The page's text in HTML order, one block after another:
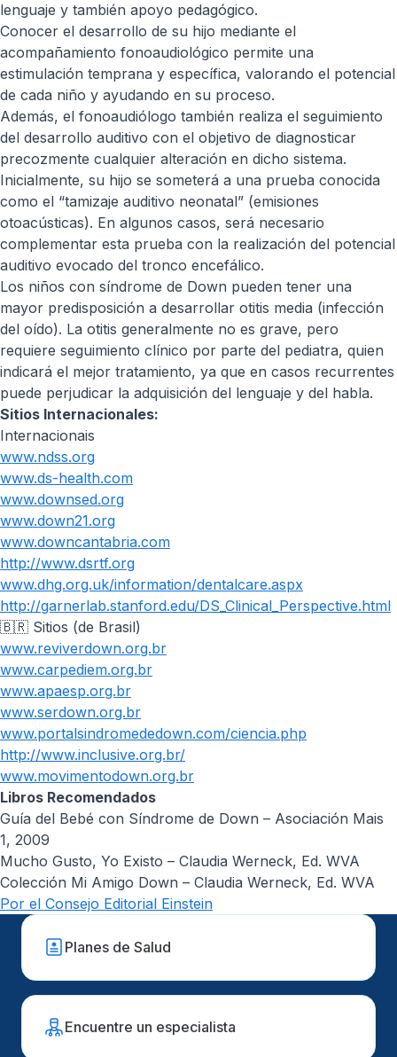
lenguaje y también apoyo pedagógico.
Conocer el desarrollo de su hijo mediante el
acompañamiento fonoaudiológico permite una
estimulación temprana y específica, valorando el potencial
de cada niño y ayudando en su proceso.
Además, el fonoaudiólogo también realiza el seguimiento
del desarrollo auditivo con el objetivo de diagnosticar
precozmente cualquier alteración en dicho sistema.
Inicialmente, su hijo se someterá a una prueba conocida
como el “tamizaje auditivo neonatal” (emisiones
otoacústicas). En algunos casos, será necesario
complementar esta prueba con la realización del potencial
auditivo evocado del tronco encefálico.
Los niños con síndrome de Down pueden tener una
mayor predisposición a desarrollar otitis media (infección
del oído). La otitis generalmente no es grave, pero
requiere seguimiento clínico por parte del pediatra, quien
indicará el mejor tratamiento, ya que en casos recurrentes
puede perjudicar la adquisición del lenguaje y del habla.
Sitios Internacionales:
Internacionais
www.ndss.org
www.ds-health.com
www.downsed.org
www.down21.org
www.downcantabria.com
http://www.dsrtf.org
www.dhg.org.uk/information/dentalcare.aspx
http://garnerlab.stanford.edu/DS_Clinical_Perspective.html
🇧🇷 Sitios (de Brasil)
www.reviverdown.org.br
www.carpediem.org.br
www.apaesp.org.br
www.serdown.org.br
www.portalsindromededown.com/ciencia.php
http://www.inclusive.org.br/
www.movimentodown.org.br
Libros Recomendados
Guía del Bebé con Síndrome de Down – Asociación Mais
1, 2009
Mucho Gusto, Yo Existo – Claudia Werneck, Ed. WVA
Colección Mi Amigo Down – Claudia Werneck, Ed. WVA
Por el Consejo Editorial Einstein
Planes de Salud
Encuentre un especialista